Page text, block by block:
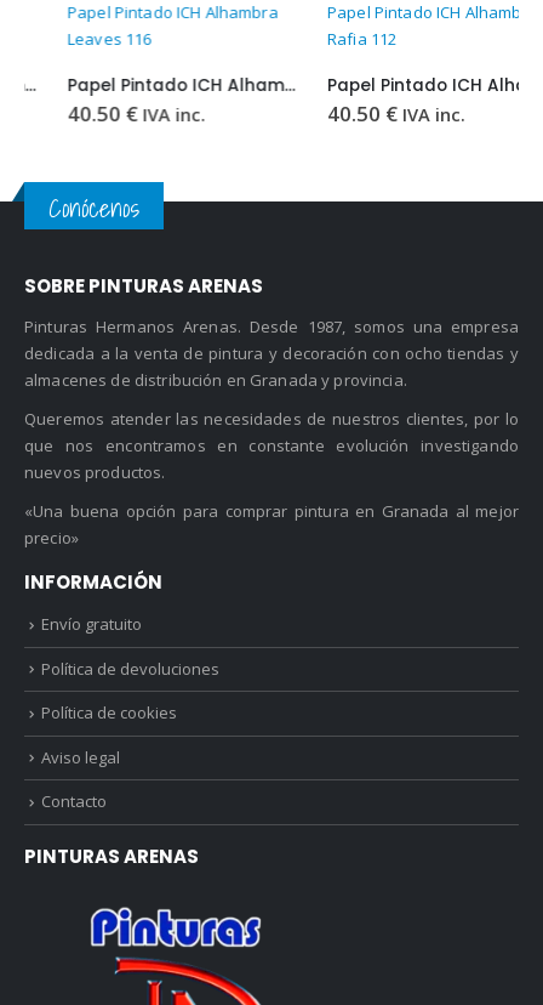
Papel Pintado ICH Alhambra
Leaves 116
Papel Pintado ICH Alhambra Leaves 116
40.50€ IVA inc.
Papel Pintado ICH Alhambra
Rafia 112
Papel Pintado ICH Alhambra Rafia 112
40.50€ IVA inc.
Conócenos
SOBRE PINTURAS ARENAS
Pinturas Hermanos Arenas. Desde 1987, somos una empresa
dedicada a la venta de pintura y decoración con ocho tiendas y
almacenes de distribución en Granada y provincia.
Queremos atender las necesidades de nuestros clientes, por lo
que nos encontramos en constante evolución investigando
nuevos productos.
«Una buena opción para comprar pintura en Granada al mejor
precio»
INFORMACIÓN
Envío gratuito
Política de devoluciones
Política de cookies
Aviso legal
Contacto
PINTURAS ARENAS